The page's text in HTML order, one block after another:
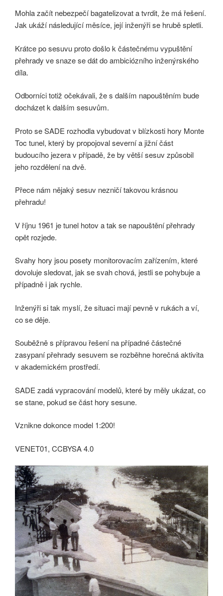
Mohla začít nebezpečí bagatelizovat a tvrdit, že má řešení.
Jak ukáží následující měsíce, její inženýři se hrubě spletli.
Krátce po sesuvu proto došlo k částečnému vypuštění
přehrady ve snaze se dát do ambiciózního inženýrského
díla.
Odborníci totiž očekávali, že s dalším napouštěním bude
docházet k dalším sesuvům.
Proto se SADE rozhodla vybudovat v blízkosti hory Monte
Toc tunel, který by propojoval severní a jižní část
budoucího jezera v případě, že by větší sesuv způsobil
jeho rozdělení na dvě.
Přece nám nějaký sesuv nezničí takovou krásnou
přehradu!
V říjnu 1961 je tunel hotov a tak se napouštění přehrady
opět rozjede.
Svahy hory jsou posety monitorovacím zařízením, které
dovoluje sledovat, jak se svah chová, jestli se pohybuje a
případně i jak rychle.
Inženýři si tak myslí, že situaci mají pevně v rukách a ví,
co se děje.
Souběžně s přípravou řešení na případné částečné
zasypaní přehrady sesuvem se rozběhne horečná aktivita
v akademickém prostředí.
SADE zadá vypracování modelů, které by měly ukázat, co
se stane, pokud se část hory sesune.
Vznikne dokonce model 1:200!
VENET01, CCBYSA 4.0